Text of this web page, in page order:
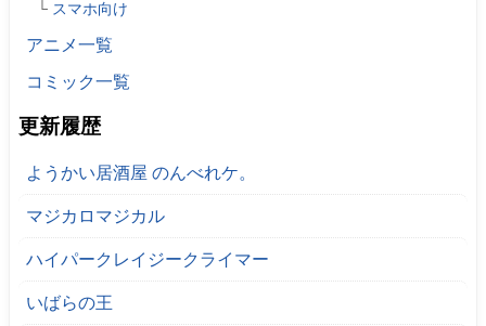
スマホ向け
アニメ一覧
コミック一覧
更新履歴
ようかい居酒屋 のんべれケ。
マジカロマジカル
ハイパークレイジークライマー
いばらの王